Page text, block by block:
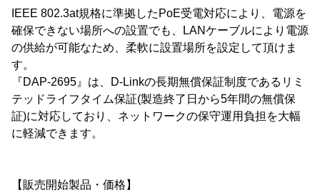
IEEE 802.3at規格に準拠したPoE受電対応により、電源を
確保できない場所への設置でも、LANケーブルにより電源
の供給が可能なため、柔軟に設置場所を設定して頂けま
す。
『DAP-2695』は、D-Linkの長期無償保証制度であるリミ
テッドライフタイム保証(製造終了日から5年間の無償保
証)に対応しており、ネットワークの保守運用負担を大幅
に軽減できます。
【販売開始製品・価格】